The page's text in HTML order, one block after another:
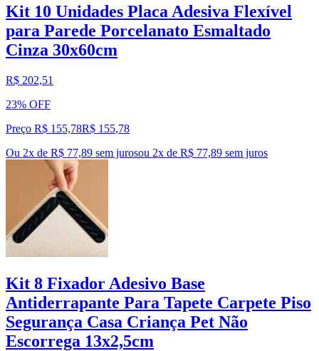
Kit 10 Unidades Placa Adesiva Flexível
para Parede Porcelanato Esmaltado
Cinza 30x60cm
R$ 202,51
23% OFF
Preço R$ 155,78R$ 155,78
Ou 2x de R$ 77,89 sem jurosou 2x de R$ 77,89 sem juros
Kit 8 Fixador Adesivo Base
Antiderrapante Para Tapete Carpete Piso
Segurança Casa Criança Pet Não
Escorrega 13x2,5cm